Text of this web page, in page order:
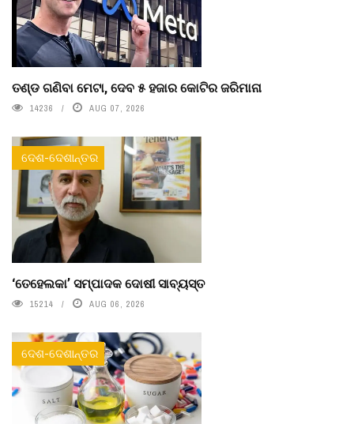
ତଣ୍ଡ ଗଣିବା ମେଟା, ଦେବ ୫ ହଜାର କୋଟିର ଜରିମାନା
14236 AUG 07, 2026
ଦେଶ-ଦେଶାନ୍ତର
‘ତେହେଲକା’ ସମ୍ପାଦକ ଦୋଷୀ ସାବ୍ୟସ୍ତ
15214 AUG 06, 2026
ଦେଶ-ଦେଶାନ୍ତର